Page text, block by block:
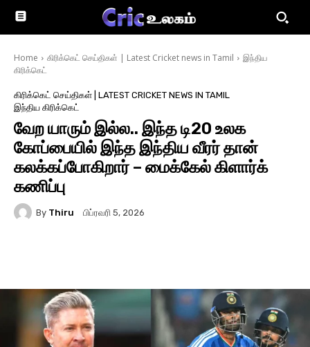
Home கிரிக்கெட் செய்திகள் | Latest Cricket news in Tamil
இந்திய
கிரிக்கெட்
கிரிக்கெட் செய்திகள் | LATEST CRICKET NEWS IN TAMIL
இந்திய கிரிக்கெட்
வேற யாரும் இல்ல.. இந்த டி20 உலக
கோப்பையில் இந்த இந்திய வீரர் தான்
கலக்கப்போகிறார் – மைக்கேல் கிளார்க்
கணிப்பு
By Thiru பிப்ரவரி 5, 2026